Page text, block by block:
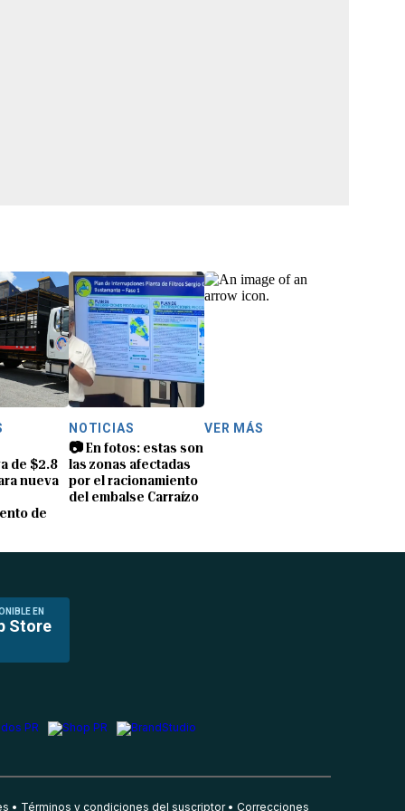
de $2.8
nueva
de
NOTICIAS
📷 En fotos: estas son
las zonas afectadas
por el racionamiento
del embalse Carraízo
VER MÁS
EN
Store
Términos y condiciones del suscriptor Correcciones